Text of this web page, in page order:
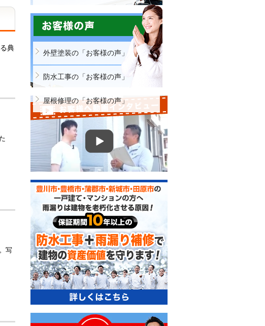
典
写
屋根修理の施工事例
外壁塗装の「お客様の声」
防水工事の「お客様の声」
屋根修理の「お客様の声」